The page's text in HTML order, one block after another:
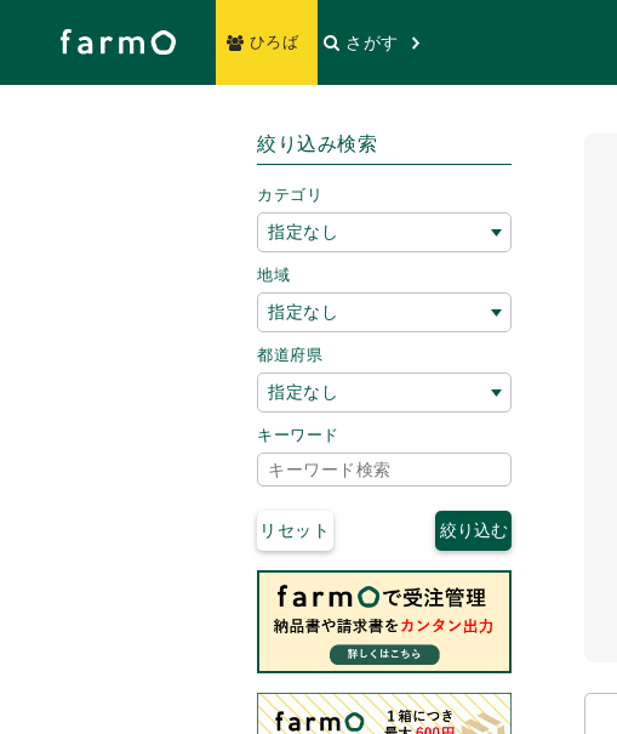
ひろば さがす
絞り込み検索
カテゴリ
地域
都道府県
キーワード
リセット